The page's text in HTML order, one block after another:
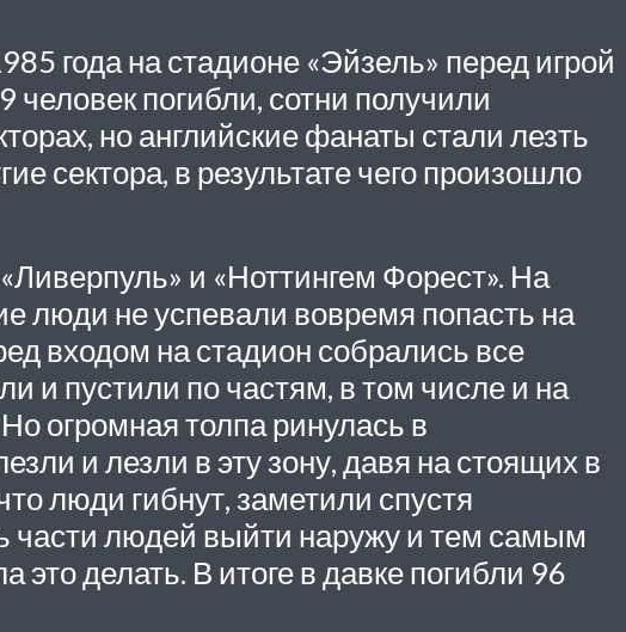
года на стадионе «Эйзель» перед игрой
человек погибли, сотни получили
но английские фанаты стали лезть
сектора, в результате чего произошло
и «Ноттингем Форест». На
люди не успевали вовремя попасть на
входом на стадион собрались все
и пустили по частям, в том числе и на
огромная толпа ринулась в
и лезли в эту зону, давя на стоящих в
люди гибнут, заметили спустя
части людей выйти наружу и тем самым
делать. В итоге в давке погибли 96